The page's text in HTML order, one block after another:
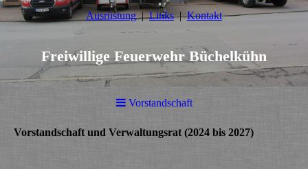
Ausrüstung Links Kontakt
Freiwillige Feuerwehr Büchelkühn
Vorstandschaft
Vorstandschaft und Verwaltungsrat (2024 bis 2027)